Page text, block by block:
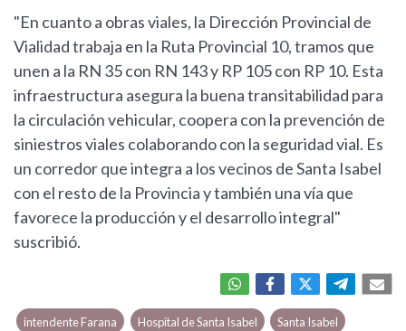
"En cuanto a obras viales, la Dirección Provincial de
Vialidad trabaja en la Ruta Provincial 10, tramos que
unen a la RN 35 con RN 143 y RP 105 con RP 10. Esta
infraestructura asegura la buena transitabilidad para
la circulación vehicular, coopera con la prevención de
siniestros viales colaborando con la seguridad vial. Es
un corredor que integra a los vecinos de Santa Isabel
con el resto de la Provincia y también una vía que
favorece la producción y el desarrollo integral"
suscribió.
intendente Farana Hospital de Santa Isabel Santa Isabel